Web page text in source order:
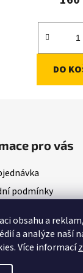
obsahu a
a analýze naší
Více informací
DO
pro vás
podmínky
ochrany